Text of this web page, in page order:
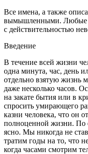
Все имена, а также
вымышленными. Любые
с действительностью
Введение
В течение всей жизни
одна минута, час, день
отдельно взятую жизнь
даже несколько часов.
на закате бытия или в
спросить умирающего
казни человека, что он
полноценной жизни. По
ясно. Мы никогда не
тратим годы на то, что
когда часами смотрим